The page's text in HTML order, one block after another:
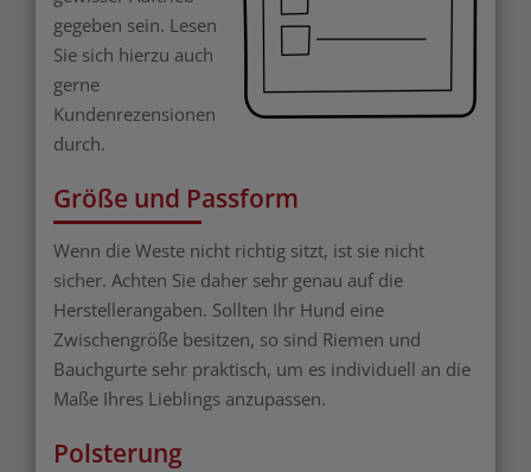
gegeben sein. Lesen
Sie sich hierzu auch
gerne
Kundenrezensionen
durch.
Größe und Passform
Wenn die Weste nicht richtig sitzt, ist sie nicht
sicher. Achten Sie daher sehr genau auf die
Herstellerangaben. Sollten Ihr Hund eine
Zwischengröße besitzen, so sind Riemen und
Bauchgurte sehr praktisch, um es individuell an die
Maße Ihres Lieblings anzupassen.
Polsterung